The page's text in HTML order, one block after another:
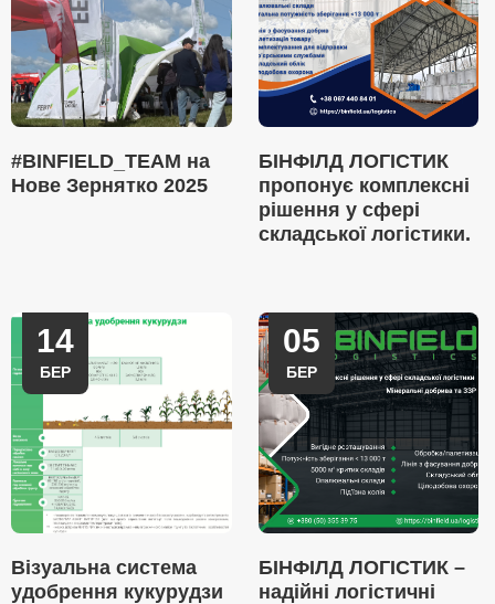
#BINFIELD_TEAM на
Нове Зернятко 2025
БІНФІЛД ЛОГІСТИК
пропонує комплексні
рішення у сфері
складської логістики.
14
БЕР
Візуальна система
удобрення кукурудзи
05
БЕР
БІНФІЛД ЛОГІСТИК –
надійні логістичні